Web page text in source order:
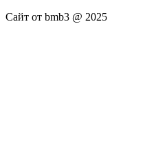
Сайт от bmb3 @ 2025